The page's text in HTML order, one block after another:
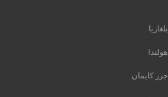
بلغاريا
هولندا
جزر كايمان